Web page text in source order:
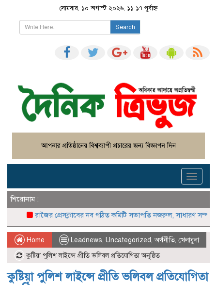
সোমবার, ১০ অগাস্ট ২০২৬, ১১:১৭ পূর্বাহ্ন
Search
Toggle
শিরোনাম :
রাজৈর প্রেসক্লাবের নব গঠিত কমিটি সভাপতি নজরুল, সাধারণ সম্পাদক নাজমুল
Home Leadnews, Uncategorized,অর্থনীতি, খেলাধুলা
কুষ্টিয়া পুলিশ লাইন্সে প্রীতি ভলিবল প্রতিযোগিতা অনুষ্ঠিত
কুষ্টিয়া পুলিশ লাইন্সে প্রীতি ভলিবল প্রতিযোগিতা